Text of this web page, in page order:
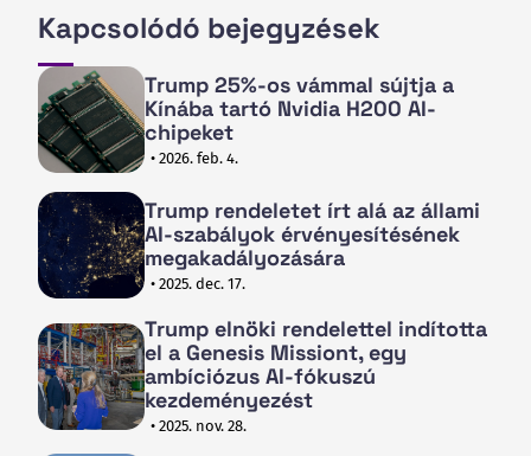
Kapcsolódó bejegyzések
Trump 25%-os vámmal sújtja a
Kínába tartó Nvidia H200 AI-
chipeket
• 2026. feb. 4.
Trump rendeletet írt alá az állami
AI-szabályok érvényesítésének
megakadályozására
• 2025. dec. 17.
Trump elnöki rendelettel indította
el a Genesis Missiont, egy
ambíciózus AI-fókuszú
kezdeményezést
• 2025. nov. 28.